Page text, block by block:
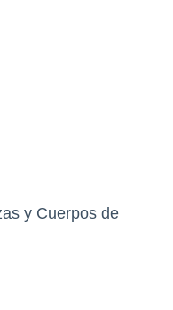
y Cuerpos de